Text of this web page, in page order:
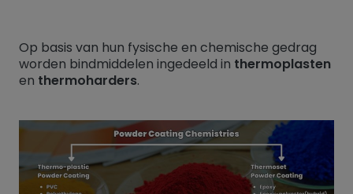
Op basis van hun fysische en chemische gedrag
worden bindmiddelen ingedeeld in thermoplasten
en thermoharders.